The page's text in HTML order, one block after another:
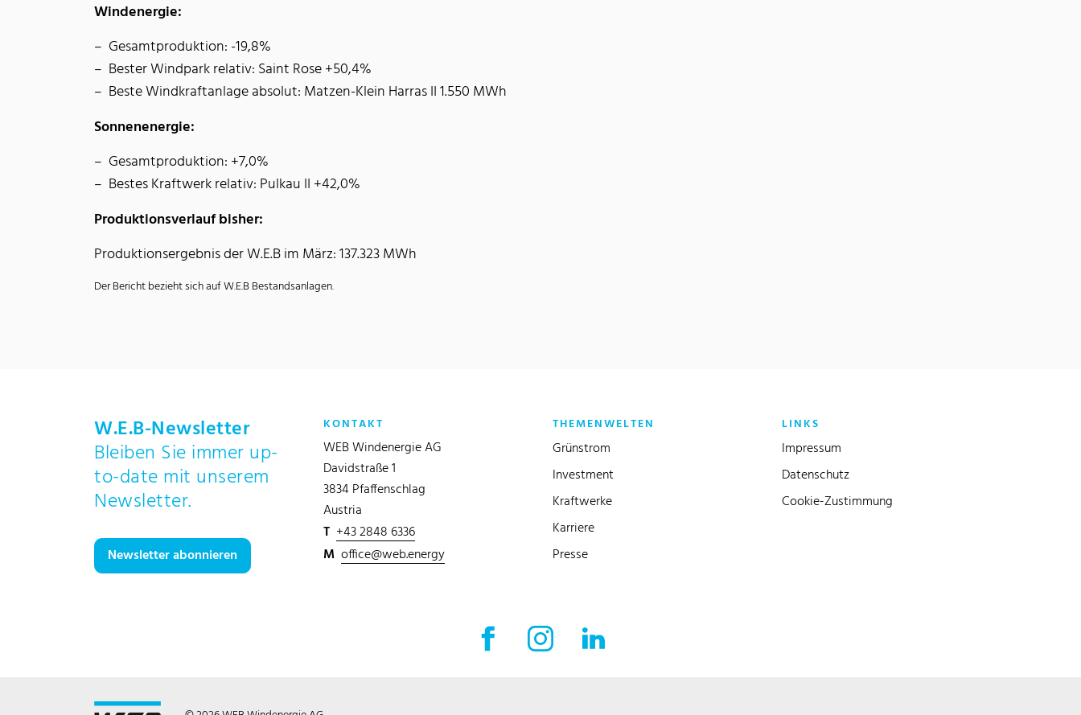
Windenergie:
Gesamtproduktion: -19,8%
Bester Windpark relativ: Saint Rose +50,4%
Beste Windkraftanlage absolut: Matzen-Klein Harras II 1.550 MWh
Sonnenenergie:
Gesamtproduktion: +7,0%
Bestes Kraftwerk relativ: Pulkau II +42,0%
Produktionsverlauf bisher:
Produktionsergebnis der W.E.B im März: 137.323 MWh
Der Bericht bezieht sich auf W.E.B Bestandsanlagen.
W.E.B-Newsletter
Bleiben Sie immer up-
to-date mit unserem
Newsletter.
Newsletter abonnieren
KONTAKT
WEB Windenergie AG
Davidstraße 1
3834 Pfaffenschlag
Austria
T +43 2848 6336
M office@web.energy
THEMENWELTEN
Grünstrom
Investment
Kraftwerke
Karriere
Presse
LINKS
Impressum
Datenschutz
Cookie-Zustimmung
Facebook Externer Link
Instagram Externer Link